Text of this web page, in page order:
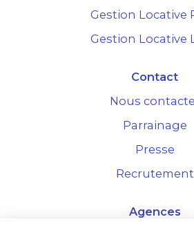
Gestion Locative
Gestion Locative
Contact
Nous
Parrainage
Presse
Recrutement
Agences